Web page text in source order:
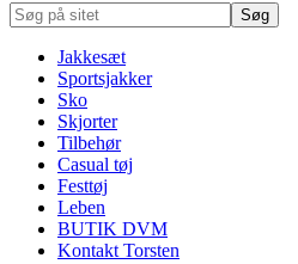
Søg
på
Jakkesæt
Sportsjakker
Sko
Skjorter
Tilbehør
Casual tøj
Festtøj
Leben
BUTIK DVM
Kontakt Torsten